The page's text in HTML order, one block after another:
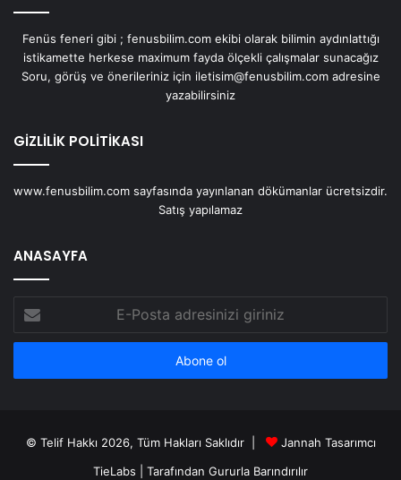
Fenüs feneri gibi ; fenusbilim.com ekibi olarak bilimin aydınlattığı
istikamette herkese maximum fayda ölçekli çalışmalar sunacağız
Soru, görüş ve önerileriniz için iletisim@fenusbilim.com adresine
yazabilirsiniz
GİZLİLİK POLİTİKASI
www.fenusbilim.com sayfasında yayınlanan dökümanlar ücretsizdir.
Satış yapılamaz
ANASAYFA
Posta
adresinizi
© Telif Hakkı 2026, Tüm Hakları Saklıdır |
Jannah Tasarımcı
TieLabs | Tarafından Gururla Barındırılır